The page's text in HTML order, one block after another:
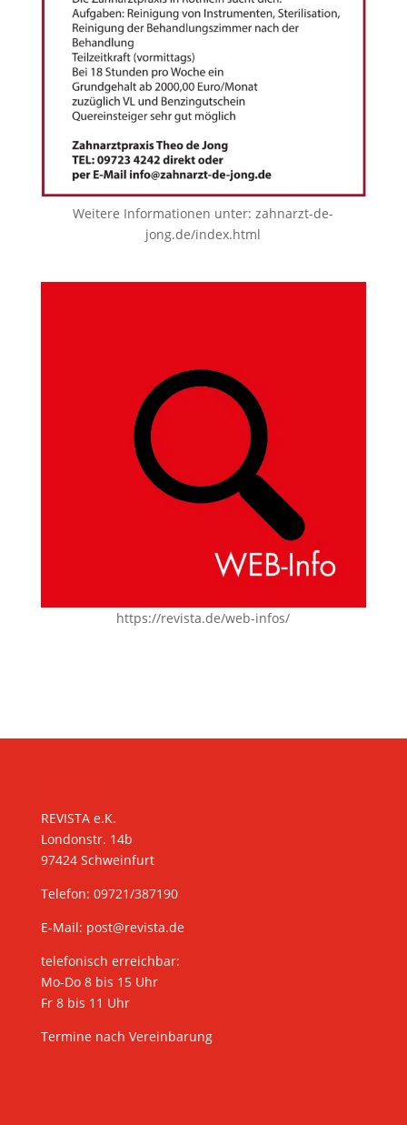
Weitere Informationen unter:zahnarzt-de-
jong.de/index.html
https://revista.de/web-infos/
REVISTA e.K.
Londonstr. 14b
97424 Schweinfurt
Telefon: 09721/387190
E-Mail: post@revista.de
telefonisch erreichbar:
Mo-Do 8 bis 15 Uhr
Fr 8 bis 11 Uhr
Termine nach Vereinbarung